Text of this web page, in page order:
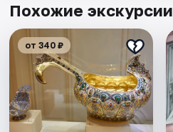
Похожие экскурсии
от 340 ₽